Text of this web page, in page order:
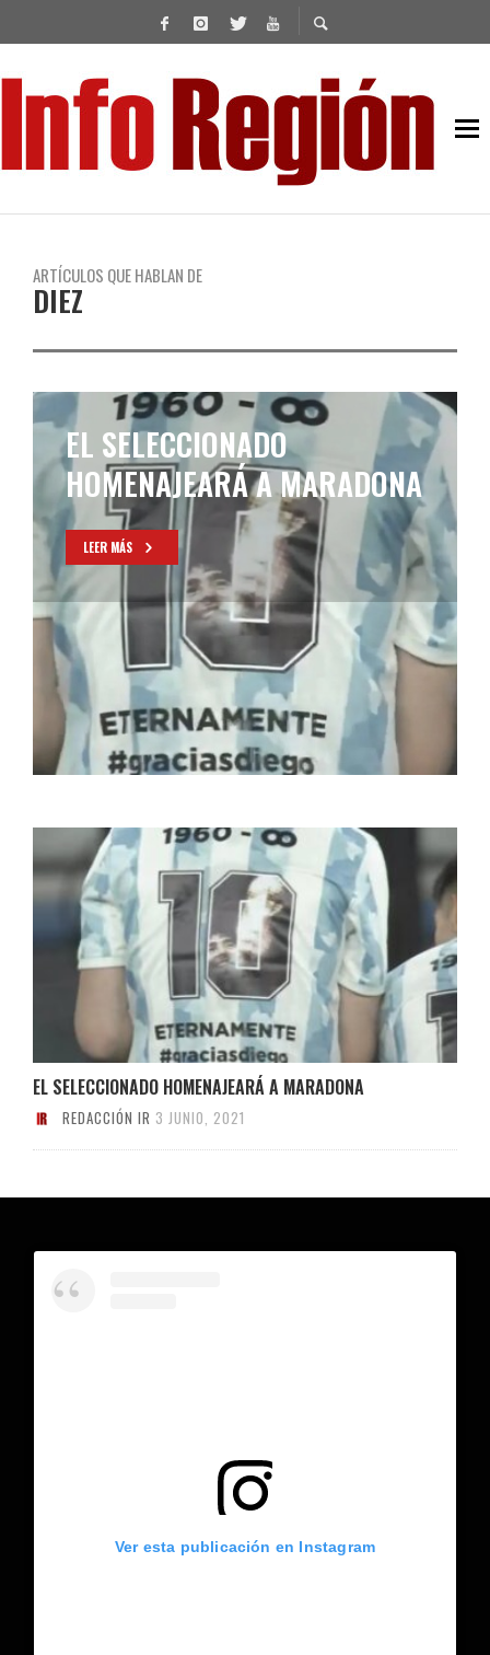
ARTÍCULOS QUE HABLAN DE
DIEZ
EL SELECCIONADO
HOMENAJEARÁ A MARADONA
LEER MÁS
EL SELECCIONADO HOMENAJEARÁ A MARADONA
REDACCIÓN IR 3 JUNIO, 2021
Ver esta publicación en Instagram